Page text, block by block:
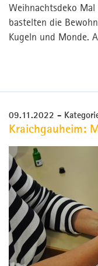
Weihnachtsdeko
bastelten die
Kugeln und Monde.
09.11.2022 -
Kraichgauheim: